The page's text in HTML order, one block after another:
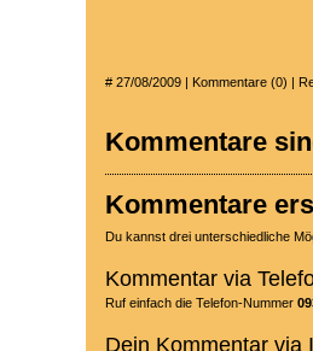
# 27/08/2009 | Kommentare (0) |
Kommentare
Kommentare
Du kannst drei unterschiedliche
Kommentar via
Ruf einfach die Telefon-Nummer
Dein Kommentar via